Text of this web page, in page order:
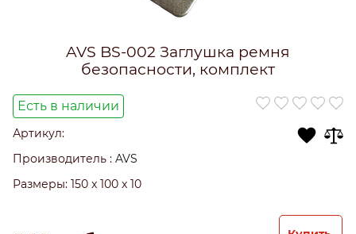
AVS BS-002 Заглушка ремня
безопасности, комплект
Есть в наличии
Артикул:
Производитель : AVS
Размеры: 150 x 100 x 10